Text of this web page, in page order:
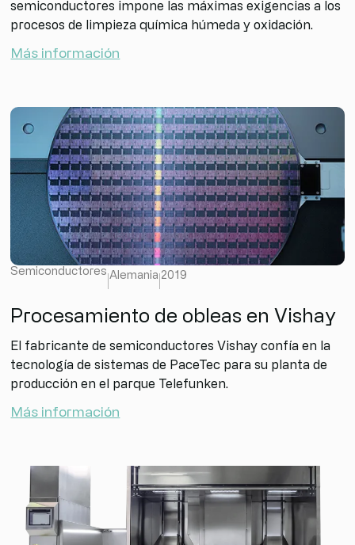
semiconductores impone las máximas exigencias a los
procesos de limpieza química húmeda y oxidación.
Más información
Semiconductores Alemania 2019
Procesamiento de obleas en Vishay
El fabricante de semiconductores Vishay confía en la
tecnología de sistemas de PaceTec para su planta de
producción en el parque Telefunken.
Más información